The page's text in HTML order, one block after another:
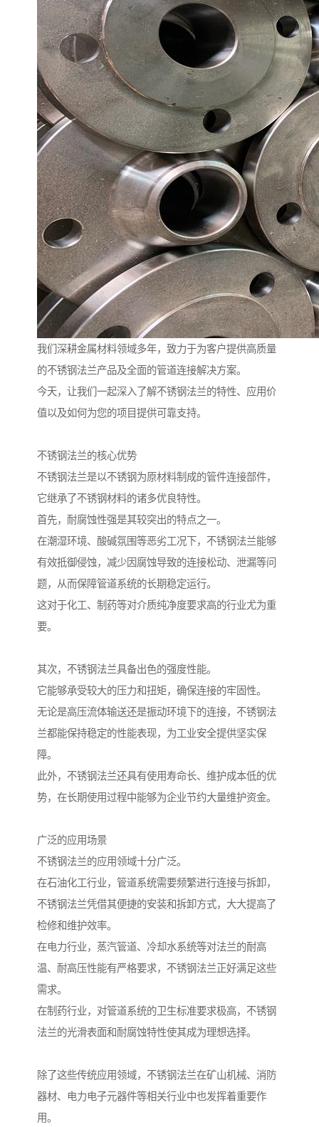
我们深耕金属材料领域多年，致力于为客户提供高质量
的不锈钢法兰产品及全面的管道连接解决方案。
今天，让我们一起深入了解不锈钢法兰的特性、应用价
值以及如何为您的项目提供可靠支持。
不锈钢法兰的核心优势
不锈钢法兰是以不锈钢为原材料制成的管件连接部件，
它继承了不锈钢材料的诸多优良特性。
首先，耐腐蚀性强是其较突出的特点之一。
在潮湿环境、酸碱氛围等恶劣工况下，不锈钢法兰能够
有效抵御侵蚀，减少因腐蚀导致的连接松动、泄漏等问
题，从而保障管道系统的长期稳定运行。
这对于化工、制药等对介质纯净度要求高的行业尤为重
要。
其次，不锈钢法兰具备出色的强度性能。
它能够承受较大的压力和扭矩，确保连接的牢固性。
无论是高压流体输送还是振动环境下的连接，不锈钢法
兰都能保持稳定的性能表现，为工业安全提供坚实保
障。
此外，不锈钢法兰还具有使用寿命长、维护成本低的优
势，在长期使用过程中能够为企业节约大量维护资金。
广泛的应用场景
不锈钢法兰的应用领域十分广泛。
在石油化工行业，管道系统需要频繁进行连接与拆卸，
不锈钢法兰凭借其便捷的安装和拆卸方式，大大提高了
检修和维护效率。
在电力行业，蒸汽管道、冷却水系统等对法兰的耐高
温、耐高压性能有严格要求，不锈钢法兰正好满足这些
需求。
在制药行业，对管道系统的卫生标准要求极高，不锈钢
法兰的光滑表面和耐腐蚀特性使其成为理想选择。
除了这些传统应用领域，不锈钢法兰在矿山机械、消防
器材、电力电子元器件等相关行业中也发挥着重要作
用。